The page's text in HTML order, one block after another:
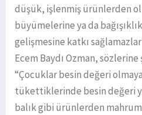
düşük, işlenmiş ürünlerden
büyümelerine ya da
gelişmesine katkı
Ecem Baydı Ozman,
“Çocuklar besin değeri
tükettiklerinde besin değeri
balık gibi ürünlerden mahrum